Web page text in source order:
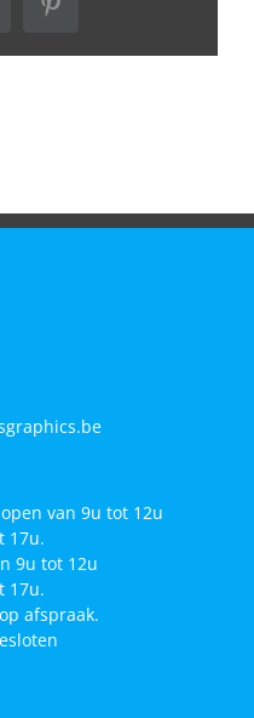
Pinterest
van 9u tot 12u
17u.
9u tot 12u
17u.
afspraak.